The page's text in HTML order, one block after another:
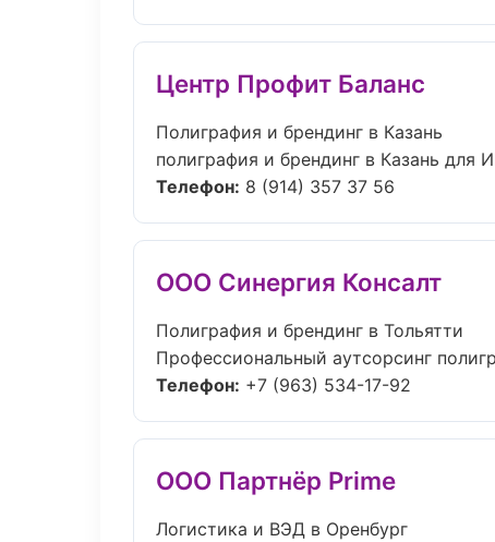
Центр Профит Баланс
Полиграфия и брендинг в Казань
полиграфия и брендинг в Казань
Телефон: 8 (914) 357 37 56
ООО Синергия Консалт
Полиграфия и брендинг в Тольятти
Профессиональный аутсорсинг
Телефон: +7 (963) 534-17-92
ООО Партнёр Prime
Логистика и ВЭД в Оренбург